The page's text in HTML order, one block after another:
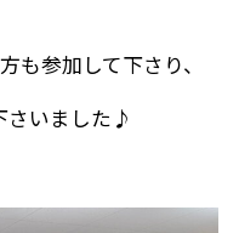
も参加して下さり、
さいました♪